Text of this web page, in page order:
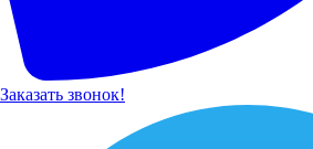
Заказать звонок!